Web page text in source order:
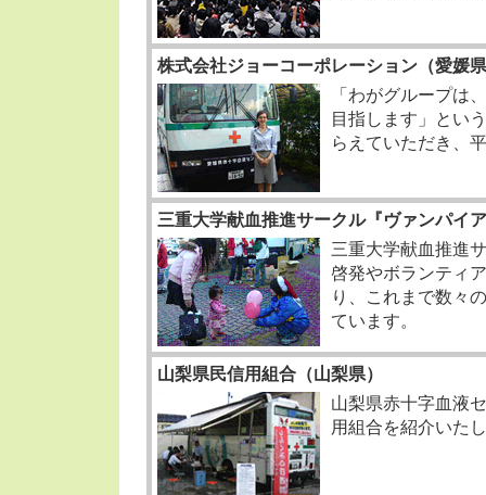
株式会社ジョーコーポレーション（愛媛
「わがグループは
目指します」とい
らえていただき、
三重大学献血推進サークル『ヴァンパイ
三重大学献血推進
啓発やボランティ
り、これまで数々
ています。
山梨県民信用組合（山梨県）
山梨県赤十字血液
用組合を紹介いた